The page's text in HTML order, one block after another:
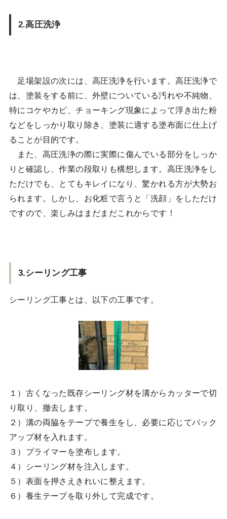
2.高圧洗浄
足場架設の次には、高圧洗浄を行います。高圧洗浄で
は、塗装をする前に、外壁についている汚れや不純物、
特にコケやカビ、チョーキング現象によって浮き出た粉
などをしっかり取り除き、塗装に適する塗布面に仕上げ
ることが目的です。
また、高圧洗浄の際に実際に傷んでいる部分をしっか
りと確認し、作業の段取りも構想します。高圧洗浄をし
ただけでも、とてもキレイになり、驚かれる方が大勢お
られます。しかし、お化粧で言うと「洗顔」をしただけ
ですので、楽しみはまだまだこれからです！
3.シーリング工事
シーリング工事とは、以下の工事です。
１）古くなった既存シーリング材を溝からカッターで切
り取り、撤去します。
２）溝の両脇をテープで養生をし、必要に応じてバック
アップ材を入れます。
３）プライマーを塗布します。
４）シーリング材を注入します。
５）表面を押さえきれいに整えます。
６）養生テープを取り外して完成です。